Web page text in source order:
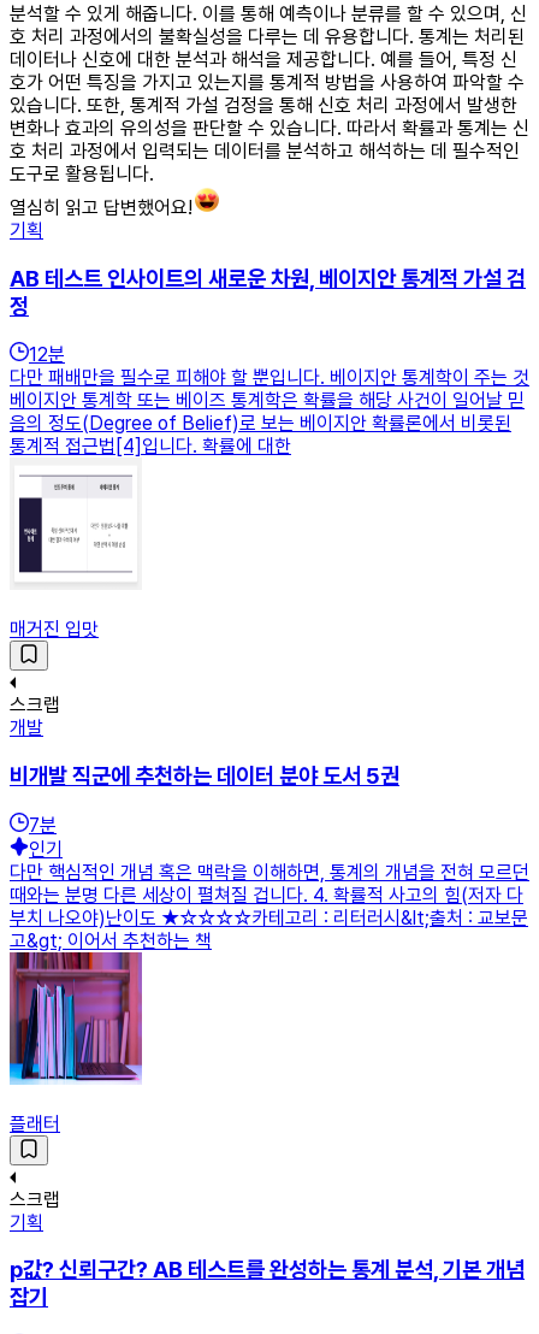
분석할 수 있게 해줍니다. 이를 통해 예측이나 분류를 할 수 있으며, 신
호 처리 과정에서의 불확실성을 다루는 데 유용합니다. 통계는 처리된
데이터나 신호에 대한 분석과 해석을 제공합니다. 예를 들어, 특정 신
호가 어떤 특징을 가지고 있는지를 통계적 방법을 사용하여 파악할 수
있습니다. 또한, 통계적 가설 검정을 통해 신호 처리 과정에서 발생한
변화나 효과의 유의성을 판단할 수 있습니다. 따라서 확률과 통계는 신
호 처리 과정에서 입력되는 데이터를 분석하고 해석하는 데 필수적인
도구로 활용됩니다.
열심히 읽고 답변했어요!
기획
AB 테스트 인사이트의 새로운 차원, 베이지안 통계적 가설 검
정
12분
다만 패배만을 필수로 피해야 할 뿐입니다. 베이지안 통계학이 주는 것
베이지안 통계학 또는 베이즈 통계학은 확률을 해당 사건이 일어날 믿
음의 정도(Degree of Belief)로 보는 베이지안 확률론에서 비롯된
통계적 접근법[4]입니다. 확률에 대한
매거진 입맛
스크랩
개발
비개발 직군에 추천하는 데이터 분야 도서 5권
7분
인기
다만 핵심적인 개념 혹은 맥락을 이해하면, 통계의 개념을 전혀 모르던
때와는 분명 다른 세상이 펼쳐질 겁니다. 4. 확률적 사고의 힘(저자 다
부치 나오야)난이도 ★☆☆☆☆카테고리 : 리터러시&lt;출처 : 교보문
고&gt; 이어서 추천하는 책
플래터
스크랩
기획
p값? 신뢰구간? AB 테스트를 완성하는 통계 분석, 기본 개념
잡기